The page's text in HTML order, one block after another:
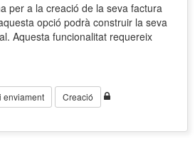
per a la creació de la seva factura
opció podrà construir la seva
Aquesta funcionalitat requereix
enviament Creació